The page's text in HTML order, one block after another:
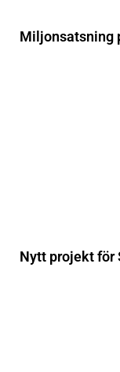
Miljonsatsning
Nytt projekt för